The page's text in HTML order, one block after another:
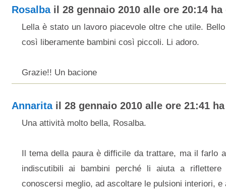
Rosalbail 28 gennaio 2010 alle ore 20:14 ha
Lella è stato un lavoro piacevole oltre che utile.
così liberamente bambini così piccoli. Li adoro.
Grazie!! Un bacione
Annaritail 28 gennaio 2010 alle ore 21:41
Una attività molto bella, Rosalba.
Il tema della paura è difficile da trattare, ma il farlo
indiscutibili ai bambini perché li aiuta a
conoscersi meglio, ad ascoltare le pulsioni interiori, e